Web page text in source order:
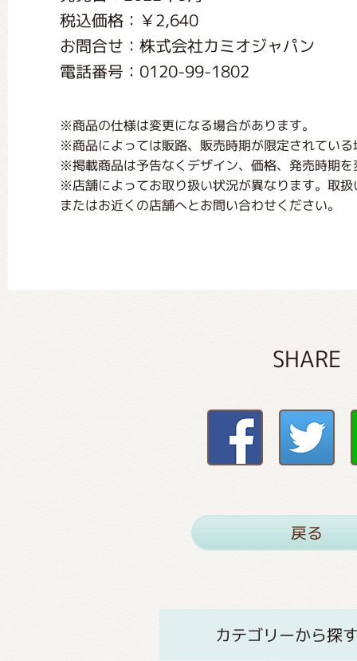
税込価格：￥2,640
お問合せ：株式会社カミオジャパン
電話番号：0120-99-1802
※商品の仕様は変更になる場合があります。
※商品によっては販路、販売時期が限定されてい
※掲載商品は予告なくデザイン、価格、発売時期
※店舗によってお取り扱い状況が異なります。取
またはお近くの店舗へとお問い合わせください。
SHARE
戻る
カテゴリーから探
くまのがっこう 家庭科部